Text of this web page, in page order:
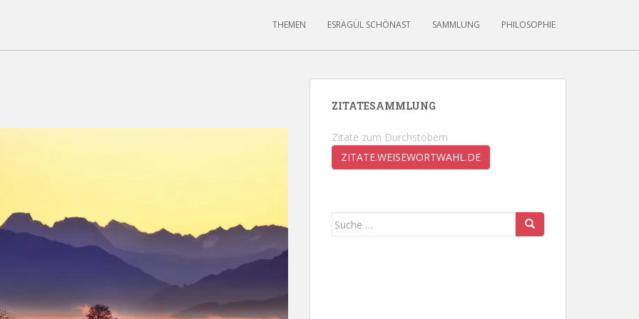
THEMEN ESRAGÜL SCHÖNAST SAMMLUNG PHILOSOPHIE
ZITATESAMMLUNG
Zitate zum Durchstöbern
ZITATE.WEISEWORTWAHL.DE
Suche